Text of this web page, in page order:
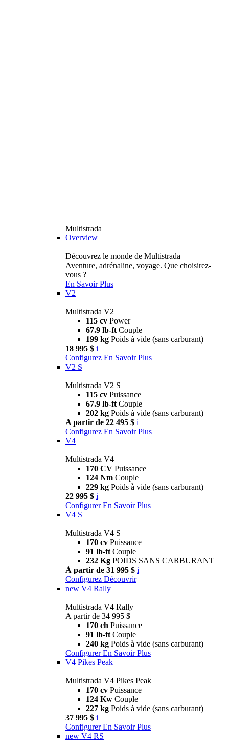
Multistrada
Overview
Découvrez le monde de Multistrada
Aventure, adrénaline, voyage. Que choisirez-
vous ?
En Savoir Plus
V2
Multistrada V2
115 cv Power
67.9 lb-ft Couple
199 kg Poids à vide (sans carburant)
18 995 $ i
Configurez En Savoir Plus
V2 S
Multistrada V2 S
115 cv Puissance
67.9 lb-ft Couple
202 kg Poids à vide (sans carburant)
A partir de 22 495 $ i
Configurez En Savoir Plus
V4
Multistrada V4
170 CV Puissance
124 Nm Couple
229 kg Poids à vide (sans carburant)
22 995 $ i
Configurer En Savoir Plus
V4 S
Multistrada V4 S
170 cv Puissance
91 lb-ft Couple
232 Kg POIDS SANS CARBURANT
À partir de 31 995 $ i
Configurez Découvrir
new V4 Rally
Multistrada V4 Rally
A partir de 34 995 $
170 ch Puissance
91 lb-ft Couple
240 kg Poids à vide (sans carburant)
Configurer En Savoir Plus
V4 Pikes Peak
Multistrada V4 Pikes Peak
170 cv Puissance
124 Kw Couple
227 kg Poids à vide (sans carburant)
37 995 $ i
Configurer En Savoir Plus
new V4 RS